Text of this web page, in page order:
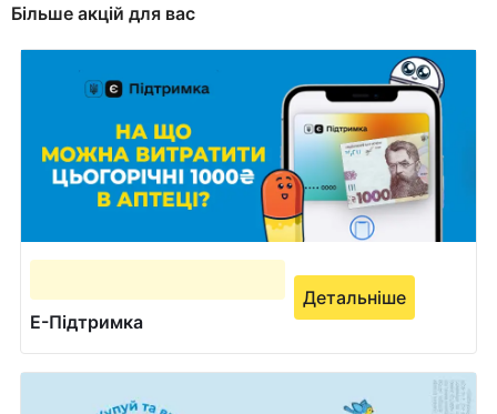
Більше акцій для вас
Е-Підтримка
Детальніше